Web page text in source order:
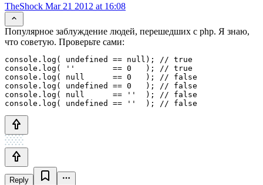
TheShock Mar 21 2012 at 16:08
Популярное заблуждение людей, перешедших с php. Я знаю,
что советую. Проверьте сами:
console.log( undefined == null); // true
console.log( ''        == 0   ); // true
console.log( null      == 0   ); // false
console.log( undefined == 0   ); // false
console.log( null      == ''  ); // false
console.log( undefined == ''  ); // false
Reply